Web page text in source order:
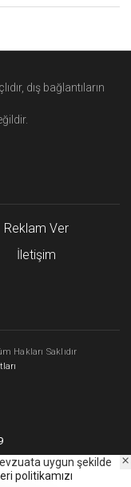
dış bağlantıların
Reklam Ver
İletişim
Hakları Saklıdır
uygun şekilde
politikamızı